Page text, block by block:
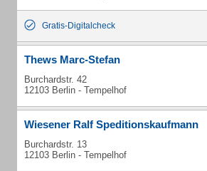
Gratis-Digitalcheck
Thews Marc-Stefan
Burchardstr. 42
12103 Berlin - Tempelhof
Wiesener Ralf Speditionskaufmann
Burchardstr. 13
12103 Berlin - Tempelhof